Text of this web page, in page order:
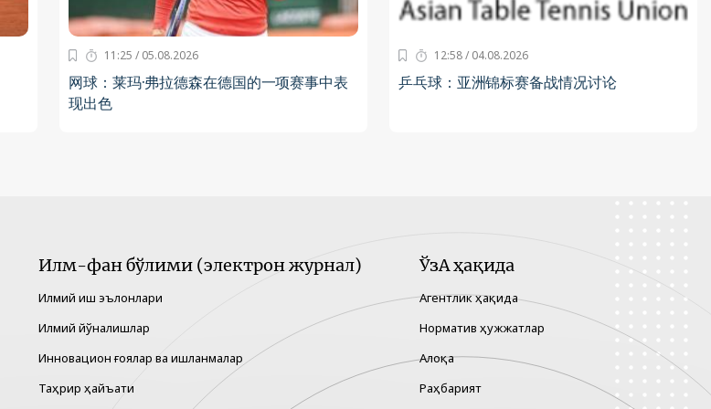
11:25 / 05.08.2026
网球：莱玛·弗拉德森在德国的一项赛事中表
现出色
12:58 / 04.08.2026
乒乓球：亚洲锦标赛备战情况讨论
Илм-фан бўлими (электрон журнал)
Илмий иш эълонлари
Илмий йўналишлар
Инновацион ғоялар ва ишланмалар
Таҳрир ҳайъати
ЎзА ҳақида
Агентлик ҳақида
Норматив ҳужжатлар
Алоқа
Раҳбарият